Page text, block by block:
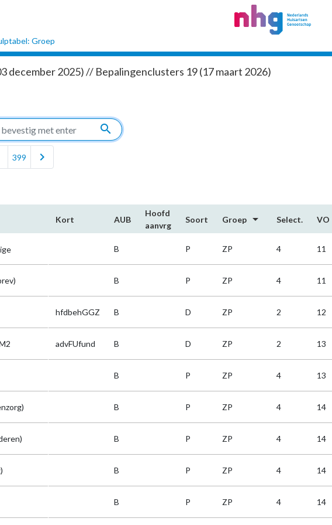
Groep
december 2025) // Bepalingenclusters 19 (17 maart 2026)
search
399 chevron_right
Kort AUB
Hoofd​
aanvrg
Soort Groep arrow_drop_down Select. VO
B P ZP 4 11
B P ZP 4 11
hfdbehGGZ B D ZP 2 12
advFUfund B D ZP 2 13
B P ZP 4 13
B P ZP 4 14
B P ZP 4 14
B P ZP 4 14
B P ZP 4 14